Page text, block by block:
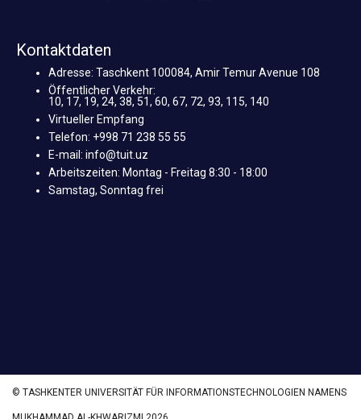
Kontaktdaten
Adresse: Taschkent 100084, Amir Temur Avenue 108
Öffentlicher Verkehr:
10, 17, 19, 24, 38, 51, 60, 67, 72, 93, 115, 140
Virtueller Empfang
Telefon: +998 71 238 55 55
E-mail: info@tuit.uz
Arbeitszeiten: Montag - Freitag 8:30 - 18:00
Samstag, Sonntag frei
© TASHKENTER UNIVERSITÄT FÜR INFORMATIONSTECHNOLOGIEN NAMENS